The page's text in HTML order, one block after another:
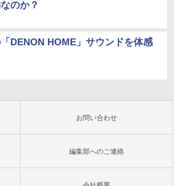
のか？
DENON HOME」サウンドを体感
お問い合わせ
編集部へのご連絡